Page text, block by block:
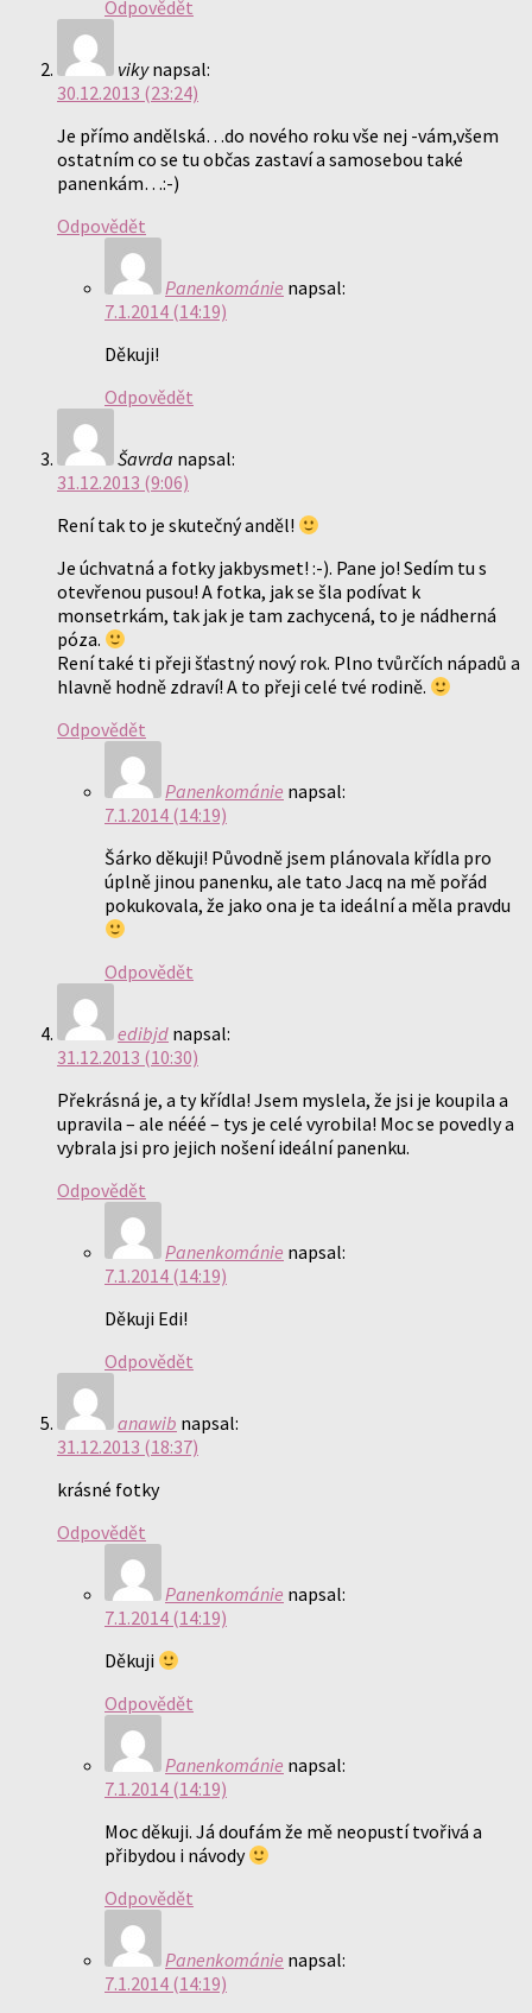
Odpovědět
viky napsal:
30.12.2013 (23:24)
Je přímo andělská…do nového roku vše nej -vám,všem
ostatním co se tu občas zastaví a samosebou také
panenkám…:-)
Odpovědět
Panenkománie napsal:
7.1.2014 (14:19)
Děkuji!
Odpovědět
Šavrda napsal:
31.12.2013 (9:06)
Rení tak to je skutečný anděl!
Je úchvatná a fotky jakbysmet! :-). Pane jo! Sedím tu s
otevřenou pusou! A fotka, jak se šla podívat k
monsetrkám, tak jak je tam zachycená, to je nádherná
póza.
Rení také ti přeji šťastný nový rok. Plno tvůrčích nápadů a
hlavně hodně zdraví! A to přeji celé tvé rodině.
Odpovědět
Panenkománie napsal:
7.1.2014 (14:19)
Šárko děkuji! Původně jsem plánovala křídla pro
úplně jinou panenku, ale tato Jacq na mě pořád
pokukovala, že jako ona je ta ideální a měla pravdu
Odpovědět
edibjd napsal:
31.12.2013 (10:30)
Překrásná je, a ty křídla! Jsem myslela, že jsi je koupila a
upravila – ale nééé – tys je celé vyrobila! Moc se povedly a
vybrala jsi pro jejich nošení ideální panenku.
Odpovědět
Panenkománie napsal:
7.1.2014 (14:19)
Děkuji Edi!
Odpovědět
anawib napsal:
31.12.2013 (18:37)
krásné fotky
Odpovědět
Panenkománie napsal:
7.1.2014 (14:19)
Děkuji
Odpovědět
Panenkománie napsal:
7.1.2014 (14:19)
Moc děkuji. Já doufám že mě neopustí tvořivá a
přibydou i návody
Odpovědět
Panenkománie napsal:
7.1.2014 (14:19)